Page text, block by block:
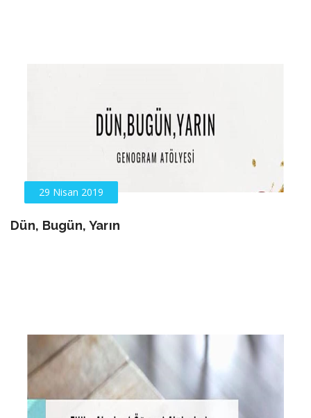
29 Nisan 2019
Dün, Bugün, Yarın